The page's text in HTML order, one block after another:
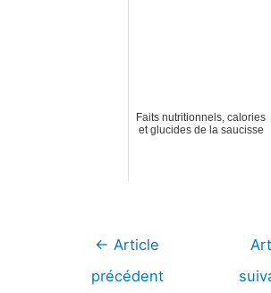
Faits nutritionnels, calories
et glucides de la saucisse
Navigation
← Article
précédent